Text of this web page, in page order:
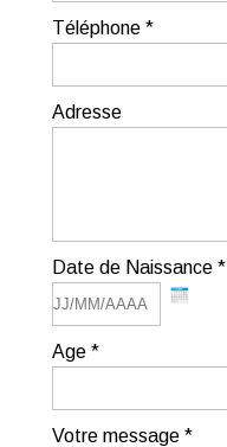
Téléphone *
Adresse
Date de Naissance *
Age *
Votre message *